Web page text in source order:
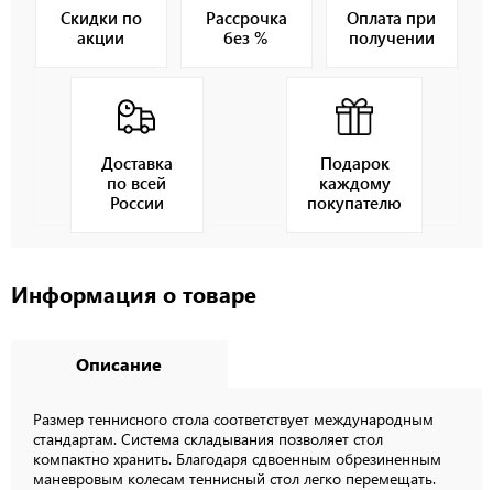
Скидки по
акции
Рассрочка
без %
Оплата при
получении
Доставка
по всей
России
Подарок
каждому
покупателю
Информация о товаре
Описание
Размер теннисного стола соответствует международным
стандартам. Система складывания позволяет стол
компактно хранить. Благодаря сдвоенным обрезиненным
маневровым колесам теннисный стол легко перемещать.